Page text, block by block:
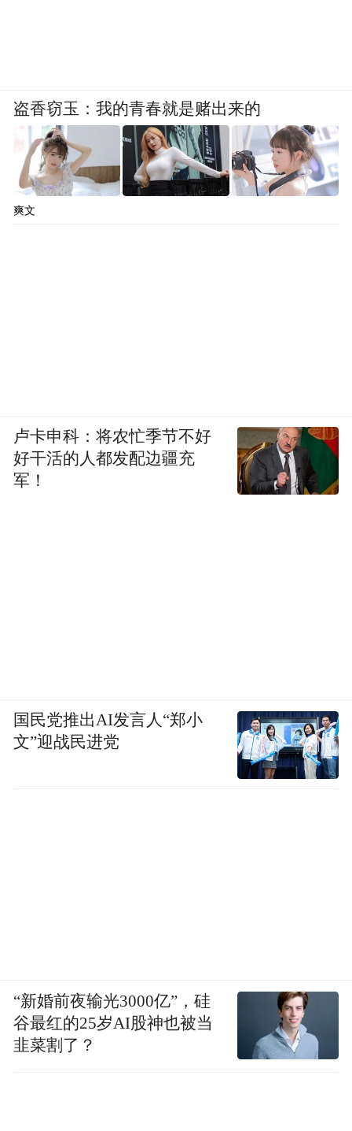
盗香窃玉：我的青春就是赌出来的
爽文
卢卡申科：将农忙季节不好
好干活的人都发配边疆充
军！
国民党推出AI发言人“郑小
文”迎战民进党
“新婚前夜输光3000亿”，硅
谷最红的25岁AI股神也被当
韭菜割了？